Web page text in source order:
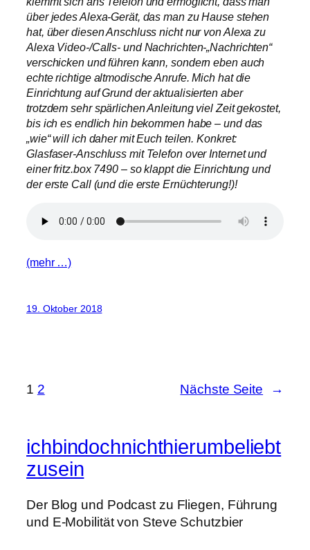
über jedes Alexa-Gerät, das man zu Hause stehen
hat, über diesen Anschluss nicht nur von Alexa zu
Alexa Video-/Calls- und Nachrichten-„Nachrichten“
verschicken und führen kann, sondern eben auch
echte richtige altmodische Anrufe. Mich hat die
Einrichtung auf Grund der aktualisierten aber
trotzdem sehr spärlichen Anleitung viel Zeit gekostet,
bis ich es endlich hin bekommen habe – und das
„wie“ will ich daher mit Euch teilen. Konkret:
Glasfaser-Anschluss mit Telefon over Internet und
einer fritz.box 7490 – so klappt die Einrichtung und
der erste Call (und die erste Ernüchterung!)!
(mehr …)
19. Oktober 2018
1 2 Nächste Seite →
ichbindochnichthierumbeliebt
zusein
Der Blog und Podcast zu Fliegen, Führung
und E-Mobilität von Steve Schutzbier